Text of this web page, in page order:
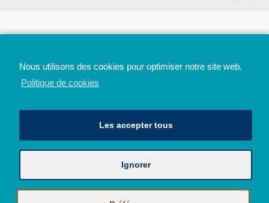
Avec le soutien de la Province de Liège
© 2026 - Tous droits réservés - JazzMania
Nous utilisons des cookies pour optimiser notre site web.
Politique de cookies
Les accepter tous
Ignorer